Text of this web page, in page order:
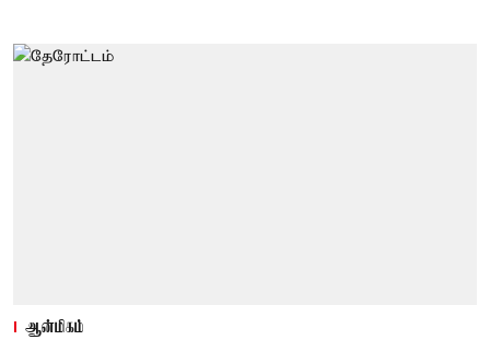
ஆன்மிகம்